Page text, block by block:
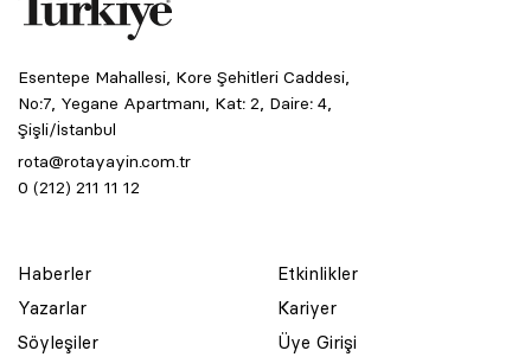
Esentepe Mahallesi, Kore Şehitleri Caddesi,
No:7, Yegane Apartmanı, Kat: 2, Daire: 4,
Şişli/İstanbul
rota@rotayayin.com.tr
0 (212) 211 11 12
Haberler
Yazarlar
Söyleşiler
Etkinlikler
Kariyer
Üye Girişi